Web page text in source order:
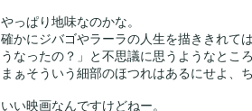
やっぱり地味なのかな。
確かにジバゴやラーラの人生を描ききれ
うなったの？」と不思議に思うようなとこ
まぁそういう細部のほつれはあるにせよ、
いい映画なんですけどねー。